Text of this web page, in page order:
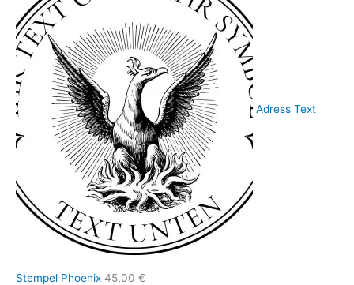
Adress Text
Stempel Phoenix 45,00 €